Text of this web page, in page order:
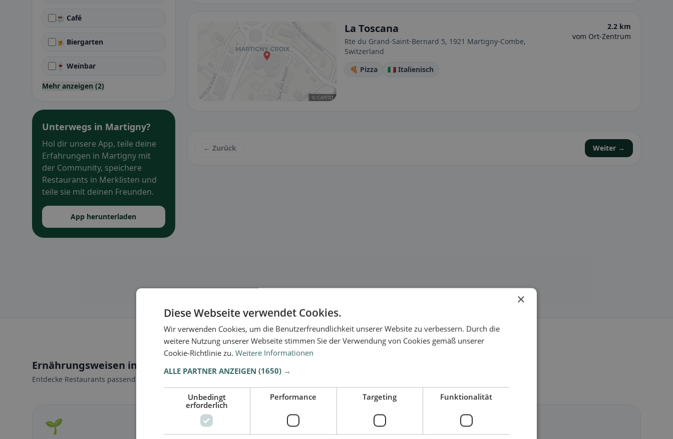
☕ Café
🍺 Biergarten
🍷 Weinbar
Mehr anzeigen (2)
Unterwegs in Martigny?
Hol dir unsere App, teile deine
Erfahrungen in Martigny mit
der Community, speichere
Restaurants in Merklisten und
teile sie mit deinen Freunden.
App herunterladen
La Toscana
Rte du Grand-Saint-Bernard 5, 1921 Martigny-Combe,
Switzerland
2.2 km
vom Ort-Zentrum
🍕 Pizza 🇮🇹 Italienisch
← Zurück Weiter →
Ernährungsweisen in Martigny
Entdecke Restaurants passend zu deiner Ernährungsweise.
🌱 🥕
×
Diese Webseite verwendet Cookies.
Wir verwenden Cookies, um die Benutzerfreundlichkeit unserer Website zu verbessern. Durch die
weitere Nutzung unserer Webseite stimmen Sie der Verwendung von Cookies gemäß unserer
Cookie-Richtlinie zu. Weitere Informationen
ALLE PARTNER ANZEIGEN (1650) →
Unbedingt
erforderlich
Performance Targeting Funktionalität